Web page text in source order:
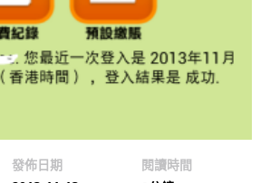
發佈日期
閱讀時間